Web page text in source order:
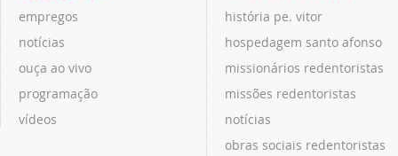
empregos
notícias
ouça ao vivo
programação
vídeos
história pe. vitor
hospedagem santo afonso
missionários redentoristas
missões redentoristas
notícias
obras sociais redentoristas